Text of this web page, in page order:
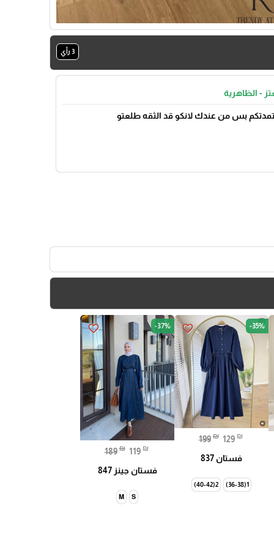
3 رأي
- الظاهرية
بس من عندك لانكو قد الثقه طلعتو
favorite_border -35%
199 ₪ 129 ₪
فستان 837
1(36-38)
2(40-42)
favorite_border -37%
189 ₪ 119 ₪
فستان جينز 847
S
M